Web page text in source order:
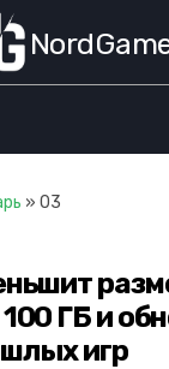
» 03
ГБ и
игр